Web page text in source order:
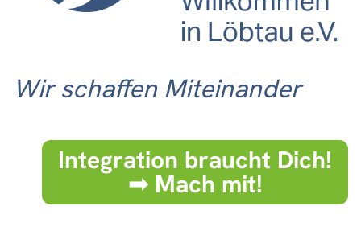
Wir schaffen Miteinander
Integration braucht Dich!
➟ Mach mit!